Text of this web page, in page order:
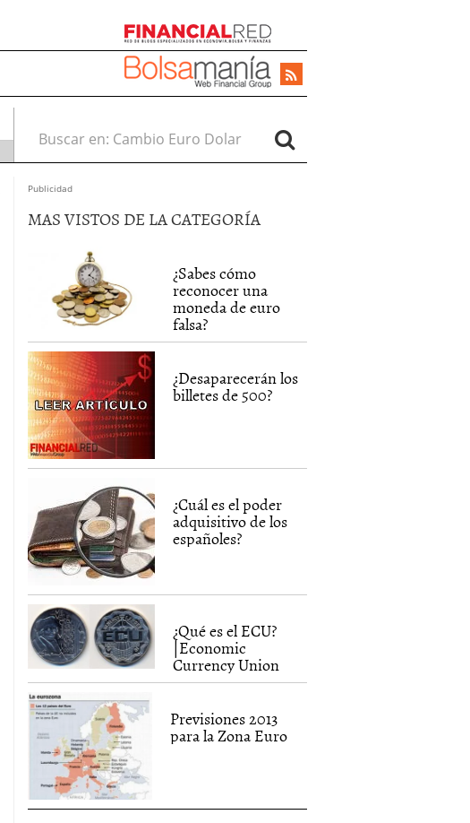
Buscar en:
Publicidad
MAS VISTOS DE LA CATEGORÍA
¿Sabes cómo
reconocer una
moneda de euro
falsa?
¿Desaparecerán los
billetes de 500?
¿Cuál es el poder
adquisitivo de los
españoles?
¿Qué es el ECU?
|Economic
Currency Union
Previsiones 2013
para la Zona Euro